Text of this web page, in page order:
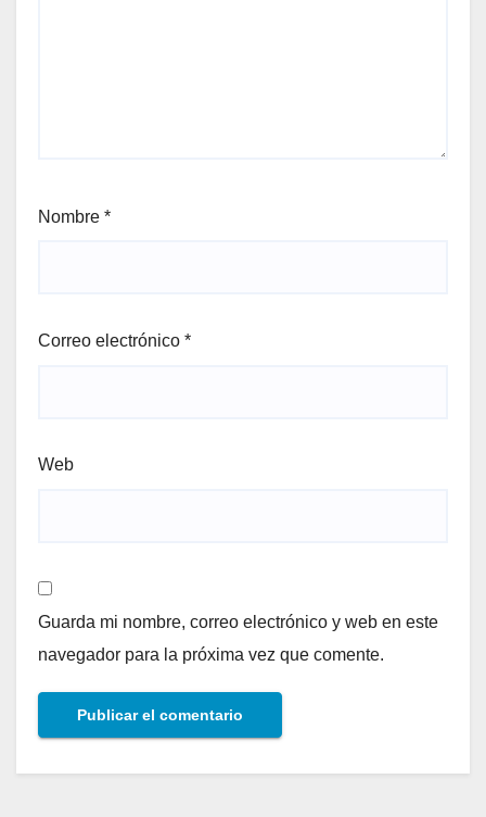
Nombre *
Correo electrónico *
Web
Guarda mi nombre, correo electrónico y web en este
navegador para la próxima vez que comente.